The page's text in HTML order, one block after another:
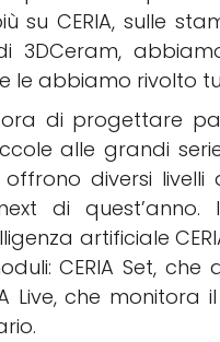
su CERIA, sulle
3DCeram,
le abbiamo rivolto
di progettare
alle grandi
diversi
di
artificiale
CERIA Set,
Live, che